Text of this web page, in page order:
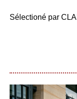
Sélectioné par